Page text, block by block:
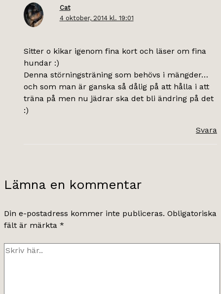
Cat
4 oktober, 2014 kl. 19:01
Sitter o kikar igenom fina kort och läser om fina
hundar :)
Denna störningsträning som behövs i mängder…
och som man är ganska så dålig på att hålla i att
träna på men nu jädrar ska det bli ändring på det
:)
Svara
Lämna en kommentar
Din e-postadress kommer inte publiceras. Obligatoriska
fält är märkta *
Skriv